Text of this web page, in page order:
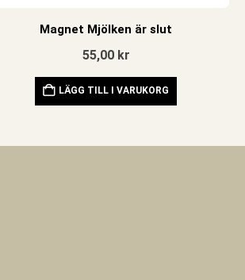
Magnet Mjölken är slut
55,00 kr
LÄGG TILL I VARUKORG